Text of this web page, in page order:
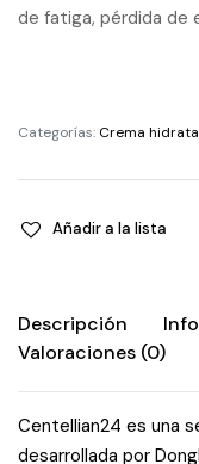
de fatiga, pérdida de
Categorías: Crema
Añadir a la lista
Descripción
Valoraciones (0)
Centellian24 es una
desarrollada por